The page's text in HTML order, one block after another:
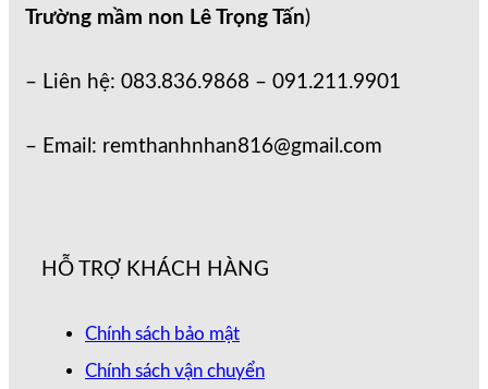
Trường mầm non Lê Trọng Tấn)
– Liên hệ: 083.836.9868 – 091.211.9901
– Email: remthanhnhan816@gmail.com
HỖ TRỢ KHÁCH HÀNG
Chính sách bảo mật
Chính sách vận chuyển